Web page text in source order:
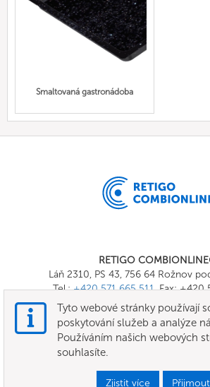
Smaltovaná gastronádoba
RETIGO
Láň 2310, PS 43, 756 64 Rožnov
Tel.:+420 571 665 511, Fax: +420
E-mail:
Všeobecné smluvní
Tyto webové stránky používají
poskytování služeb a analýze
Používáním našich webových
souhlasíte.
Zjistit více Přijmout